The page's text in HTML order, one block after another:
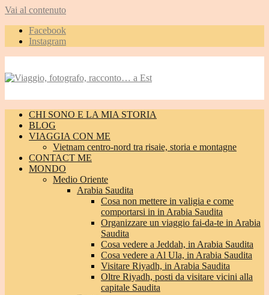
Vai al contenuto
Facebook
Instagram
CHI SONO E LA MIA STORIA
BLOG
VIAGGIA CON ME
Vietnam centro-nord tra risaie, storia e montagne
CONTACT ME
MONDO
Medio Oriente
Arabia Saudita
Cosa non mettere in valigia e come
comportarsi in in Arabia Saudita
Organizzare un viaggio fai-da-te in Arabia
Saudita
Cosa vedere a Jeddah, in Arabia Saudita
Cosa vedere a Al Ula, in Arabia Saudita
Visitare Riyadh, in Arabia Saudita
Oltre Riyadh, posti da visitare vicini alla
capitale Saudita